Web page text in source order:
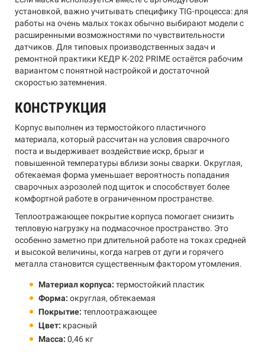
установкой, важно учитывать специфику TIG-процесса: для
работы на очень малых токах обычно выбирают модели с
расширенными возможностями по чувствительности
датчиков. Для типовых производственных задач и
ремонтной практики КЕДР К-202 PRIME остаётся рабочим
вариантом с понятной настройкой и достаточной
скоростью затемнения.
КОНСТРУКЦИЯ
Корпус выполнен из термостойкого пластичного
материала, который рассчитан на условия сварочного
поста и выдерживает воздействие искр, брызг и
повышенной температуры вблизи зоны сварки. Округлая,
обтекаемая форма уменьшает вероятность попадания
сварочных аэрозолей под щиток и способствует более
комфортной работе в ограниченном пространстве.
Теплоотражающее покрытие корпуса помогает снизить
тепловую нагрузку на подмасочное пространство. Это
особенно заметно при длительной работе на токах средней
и высокой величины, когда нагрев от дуги и горячего
металла становится существенным фактором утомления.
Материал корпуса: термостойкий пластик
Форма: округлая, обтекаемая
Покрытие: теплоотражающее
Цвет: красный
Масса: 0,46 кг